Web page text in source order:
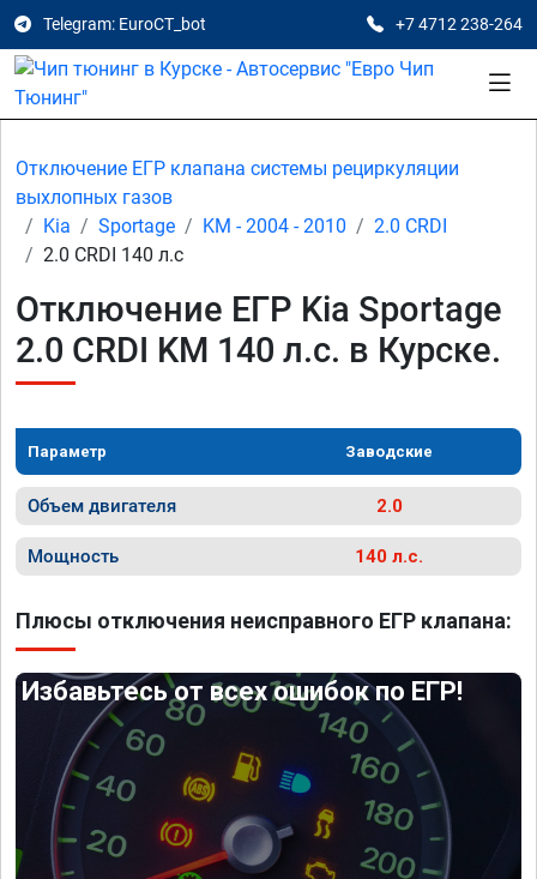
Telegram: EuroCT_bot +7 4712 238-264
Отключение ЕГР клапана системы рециркуляции
выхлопных газов
Kia
Sportage KM - 2004 - 2010
2.0 CRDI
2.0 CRDI 140 л.с
Отключение ЕГР Kia Sportage
2.0 CRDI KM 140 л.с. в Курске.
Параметр Заводские
Объем двигателя 2.0
Мощность 140 л.с.
Плюсы отключения неисправного ЕГР клапана:
Избавьтесь от всех ошибок по ЕГР!